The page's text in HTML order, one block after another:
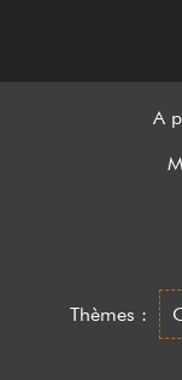
A
Thèmes :